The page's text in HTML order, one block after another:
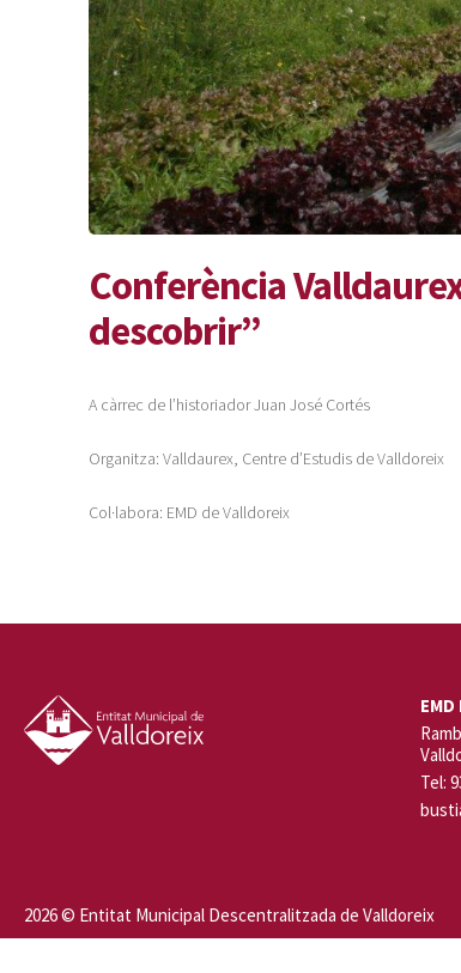
Conferència
descobrir”
A càrrec de l’historiador Juan José Cortés
Organitza: Valldaurex, Centre d’Estudis de Valldoreix
Col·labora: EMD de Valldoreix
EMD
Tel: